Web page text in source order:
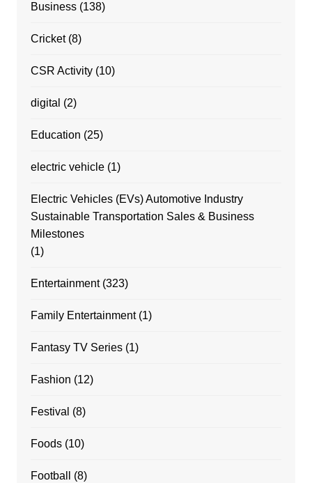
Business(138)
Cricket(8)
CSR Activity(10)
digital (2)
Education (25)
electric vehicle(1)
Electric Vehicles (EVs) Automotive Industry
Sustainable Transportation Sales & Business
Milestones
(1)
Entertainment(323)
Family Entertainment(1)
Fantasy TV Series(1)
Fashion (12)
Festival (8)
Foods(10)
Football (8)